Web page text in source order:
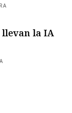
llevan la IA